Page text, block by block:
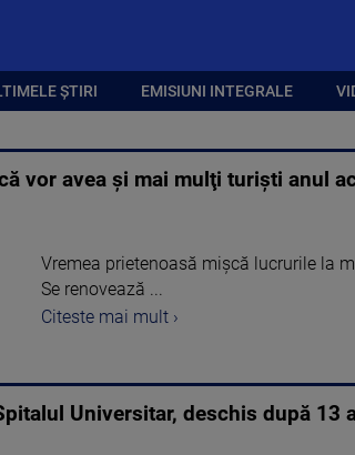
ȘTIRI EMISIUNI INTEGRALE
vor avea şi mai mulţi turişti anul
Vremea prietenoasă mişcă lucrurile la
Se renovează ...
Citeste mai mult ›
Universitar, deschis după 13